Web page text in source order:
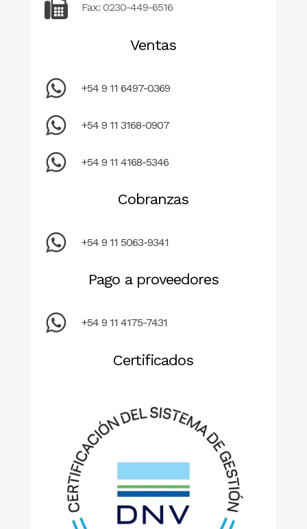
Fax: 0230-449-6516
Ventas
+54 9 11 6497-0369
+54 9 11 3168-0907
+54 9 11 4168-5346
Cobranzas
+54 9 11 5063-9341
Pago a proveedores
+54 9 11 4175-7431
Certificados